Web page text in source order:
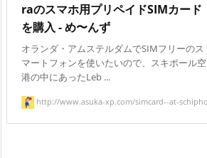
raのスマホ用プリペイドSIMカード
を購入 - め〜んず
オランダ・アムステルダムでSIMフリーのス
マートフォンを使いたいので、スキポール空
港の中にあったLeb ...
http://www.asuka-xp.com/simcard--at-